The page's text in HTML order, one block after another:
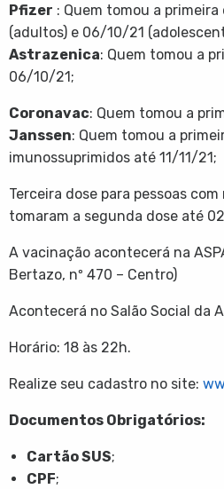
Pfizer : Quem tomou a primeira
(adultos) e 06/10/21
Astrazenica: Quem tomou a
06/10/21;
Coronavac: Quem tomou a
Janssen: Quem tomou a
imunossuprimidos até 11/11/21;
Terceira dose para pessoas
tomaram a segunda dose até
A vacinação acontecerá na
Bertazo, nº 470 – Centro)
Acontecerá no Salão Social da
Horário: 18 às 22h.
Realize seu cadastro no site:
Documentos Obrigatórios:
Cartão SUS;
CPF;